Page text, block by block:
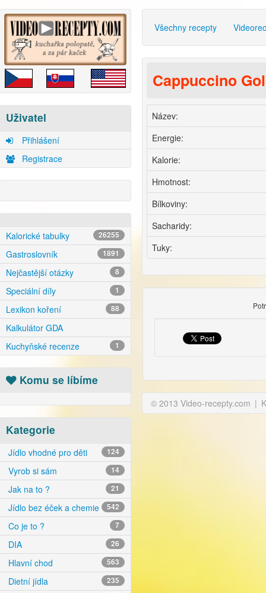
Uživatel
Přihlášení
Registrace
Kalorické tabulky 26255
Gastroslovník 1891
Nejčastější otázky 8
Speciální díly 1
Lexikon koření 88
Kalkulátor GDA
Kuchyňské recenze
1
Komu se líbíme
Kategorie
Jídlo vhodné pro děti 124
Vyrob si sám 14
Jak na to ? 21
Jídlo bez éček a chemie 542
Co je to ? 7
DIA 26
Hlavní chod 563
Dietní jídla 235
Všechny recepty
Cappuccino
Název:
Energie:
Kalorie:
Hmotnost:
Bílkoviny:
Sacharidy:
Tuky:
© 2013 Video-recepty.com |